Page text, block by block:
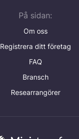
På sidan:
Om oss
Registrera ditt företag
FAQ
Bransch
Researrangörer